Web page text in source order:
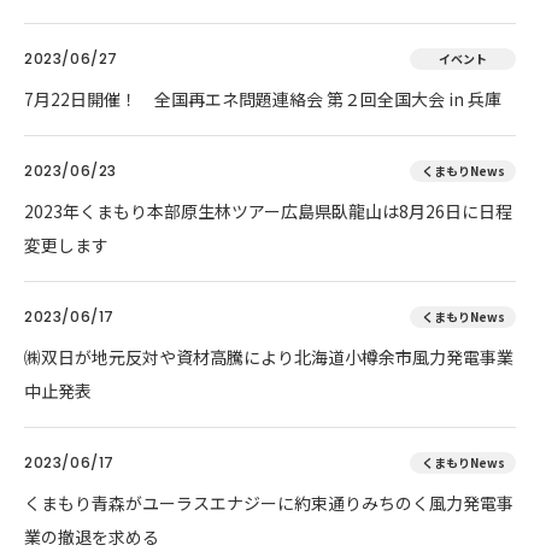
2023/06/27 イベント
7月22日開催！ 全国再エネ問題連絡会 第２回全国大会 in 兵庫
2023/06/23 くまもりNews
2023年くまもり本部原生林ツアー広島県臥龍山は8月26日に日程
変更します
2023/06/17 くまもりNews
㈱双日が地元反対や資材高騰により北海道小樽余市風力発電事業
中止発表
2023/06/17 くまもりNews
くまもり青森がユーラスエナジーに約束通りみちのく風力発電事
業の撤退を求める